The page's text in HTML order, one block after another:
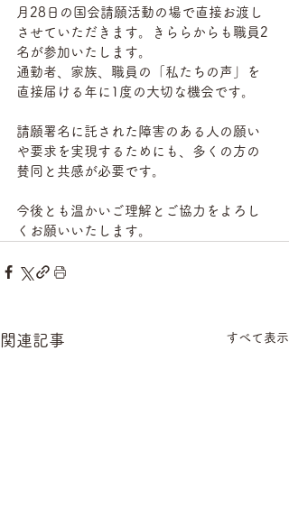
月28日の国会請願活動の場で直接お渡し
させていただきます。きららからも職員2
名が参加いたします。
通勤者、家族、職員の「私たちの声」を
直接届ける年に1度の大切な機会です。
請願署名に託された障害のある人の願い
や要求を実現するためにも、多くの方の
賛同と共感が必要です。
今後とも温かいご理解とご協力をよろし
くお願いいたします。
関連記事 すべて表示